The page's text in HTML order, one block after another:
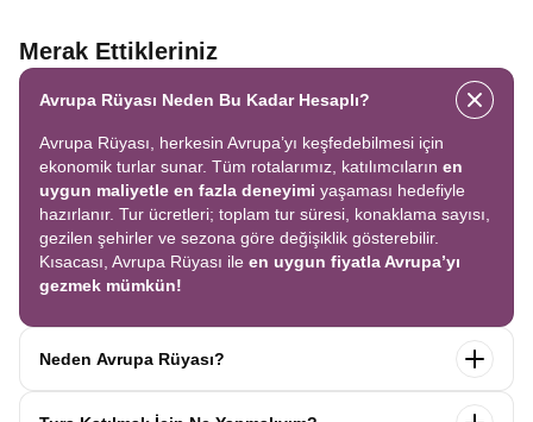
Merak Ettikleriniz
Avrupa Rüyası Neden Bu Kadar Hesaplı?
Avrupa Rüyası, herkesin Avrupa’yı keşfedebilmesi için
ekonomik turlar sunar. Tüm rotalarımız, katılımcıların en
uygun maliyetle en fazla deneyimi yaşaması hedefiyle
hazırlanır. Tur ücretleri; toplam tur süresi, konaklama sayısı,
gezilen şehirler ve sezona göre değişiklik gösterebilir.
Kısacası, Avrupa Rüyası ile en uygun fiyatla Avrupa’yı
gezmek mümkün!
Neden Avrupa Rüyası?
tek seferde birçok